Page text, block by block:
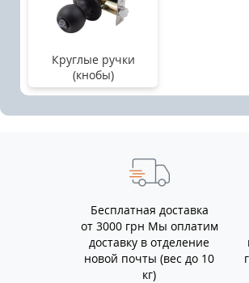
Круглые ручки
(кнобы)
Бесплатная доставка
от 3000 грн Мы оплатим
доставку в отделение
новой почты (вес до 10
кг)